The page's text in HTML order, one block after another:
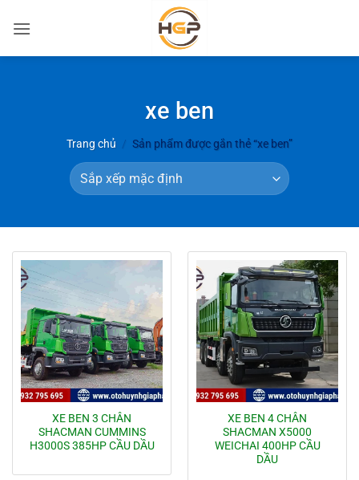
qua
xe ben
Trang chủ / Sản phẩm được gắn thẻ “xe ben”
XE BEN 3 CHÂN
SHACMAN CUMMINS
H3000S 385HP CẦU DẦU
XE BEN 4 CHÂN
SHACMAN X5000
WEICHAI 400HP CẦU
DẦU